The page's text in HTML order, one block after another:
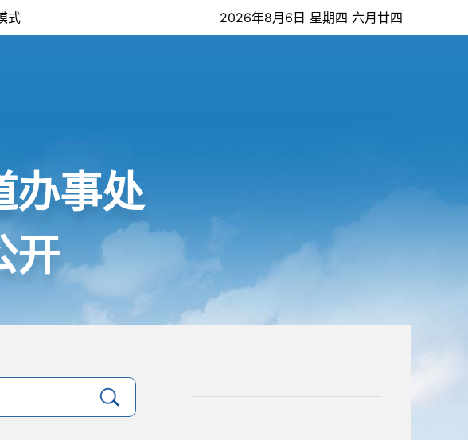
式 2026年8月6日 星期四 六月廿四
办事处
开